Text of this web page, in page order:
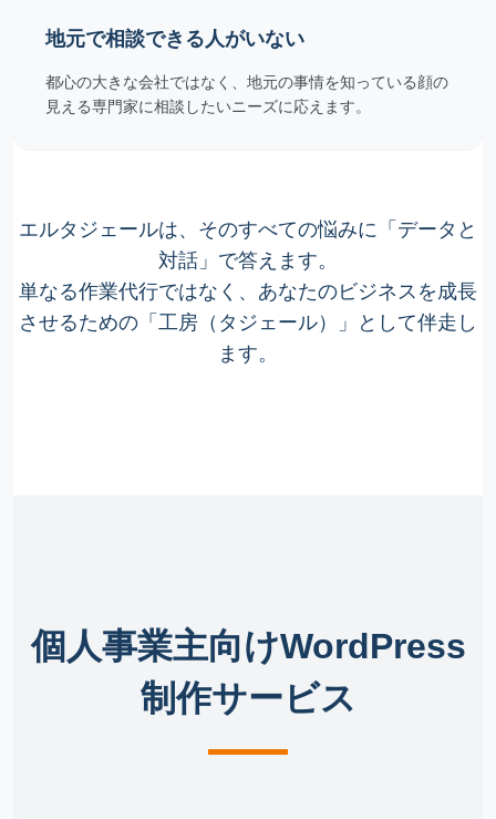
地元で相談できる人がいない
都心の大きな会社ではなく、地元の事情を知っている顔の
見える専門家に相談したいニーズに応えます。
エルタジェールは、そのすべての悩みに「データと
対話」で答えます。
単なる作業代行ではなく、あなたのビジネスを成長
させるための「工房（タジェール）」として伴走し
ます。
個人事業主向けWordPress
制作サービス